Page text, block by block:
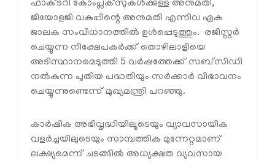
ഫാക്ടറി കോംപ്ലക്‌സുകള്‍ക്കുള്ള അനുമതി,
ജിയോളജി വകുപ്പിന്റെ അനുമതി എന്നിവ ഏക
ജാലക സംവിധാനത്തില്‍ ഉള്‍പ്പെടുത്തും. രജിസ്റ്റര്‍
ചെയ്യുന്ന നിക്ഷേപകര്‍ക്ക് തൊഴിലാളിയെ
അടിസ്ഥാനമെടുത്തി 5 വര്‍ഷത്തേക്ക് സബ്‌സിഡി
നല്‍കുന്ന പുതിയ പദ്ധതിയും സര്‍ക്കാര്‍ വിഭാവനം
ചെയ്യുന്നുണ്ടെന്ന് മുഖ്യമന്ത്രി പറഞ്ഞു.
കാര്‍ഷിക അഭിവൃദ്ധിയിലൂടെയും വ്യാവസായിക
വളര്‍ച്ചയിലുടെയും സാമ്പത്തിക മുന്നേറ്റമാണ്
ലക്ഷ്യമെന്ന് ചടങ്ങില്‍ അധ്യക്ഷത വ്യവസായ